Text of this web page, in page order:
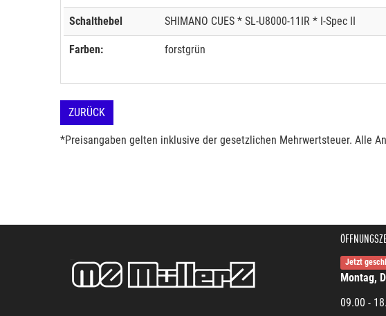
Schalthebel SHIMANO CUES * SL-U8000-11IR * I-Spec II
Farben: forstgrün
ZURÜCK
*Preisangaben gelten inklusive der gesetzlichen Mehrwertsteuer. Alle
Jetzt
Montag,
09.00 -